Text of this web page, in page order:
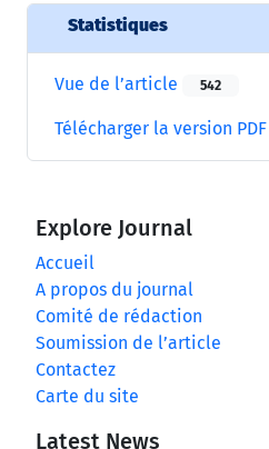
Statistiques
Vue de l’article 542
Télécharger la version PDF
Explore Journal
Accueil
A propos du journal
Comité de rédaction
Soumission de l’article
Contactez
Carte du site
Latest News